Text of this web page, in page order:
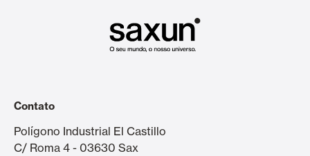
Contato
Polígono Industrial El Castillo
C/ Roma 4 - 03630 Sax